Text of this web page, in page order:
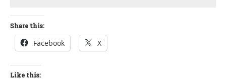
Share this:
Facebook X
Like this: